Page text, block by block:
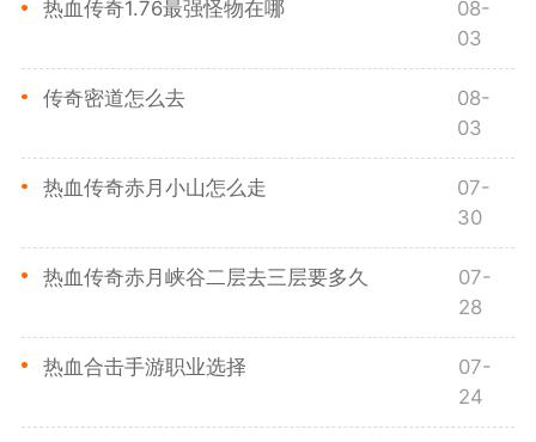
热血传奇1.76最强怪物在哪
08-
03
传奇密道怎么去
08-
03
热血传奇赤月小山怎么走
07-
30
热血传奇赤月峡谷二层去三层要多久
07-
28
热血合击手游职业选择
07-
24